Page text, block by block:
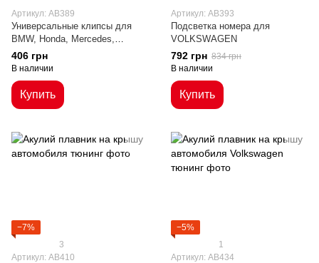
Артикул: AB389
Универсальные клипсы для
BMW, Honda, Mercedes,
Renault, Peugeot, Kia, Toyota,
VW
406 грн
В наличии
Купить
Артикул: AB393
Подсветка номера для
VOLKSWAGEN
792 грн 834 грн
В наличии
Купить
−7%
3
Артикул: AB410
−5%
1
Артикул: AB434